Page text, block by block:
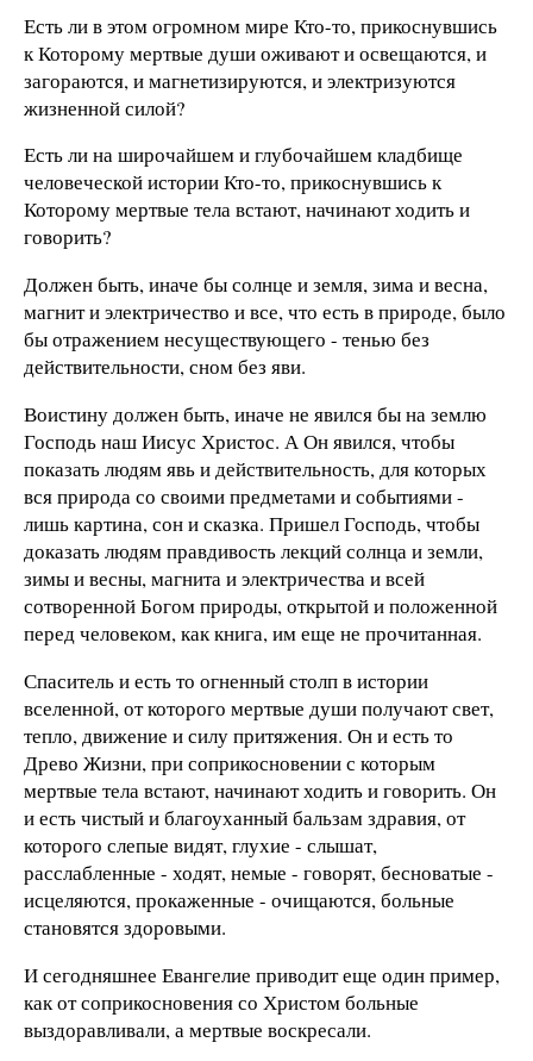
Есть ли в этом огромном мире Кто-то, прикоснувшись
к Которому мертвые души оживают и освещаются, и
загораются, и магнетизируются, и электризуются
жизненной силой?
Есть ли на широчайшем и глубочайшем кладбище
человеческой истории Кто-то, прикоснувшись к
Которому мертвые тела встают, начинают ходить и
говорить?
Должен быть, иначе бы солнце и земля, зима и весна,
магнит и электричество и все, что есть в природе, было
бы отражением несуществующего - тенью без
действительности, сном без яви.
Воистину должен быть, иначе не явился бы на землю
Господь наш Иисус Христос. А Он явился, чтобы
показать людям явь и действительность, для которых
вся природа со своими предметами и событиями -
лишь картина, сон и сказка. Пришел Господь, чтобы
доказать людям правдивость лекций солнца и земли,
зимы и весны, магнита и электричества и всей
сотворенной Богом природы, открытой и положенной
перед человеком, как книга, им еще не прочитанная.
Спаситель и есть то огненный столп в истории
вселенной, от которого мертвые души получают свет,
тепло, движение и силу притяжения. Он и есть то
Древо Жизни, при соприкосновении с которым
мертвые тела встают, начинают ходить и говорить. Он
и есть чистый и благоуханный бальзам здравия, от
которого слепые видят, глухие - слышат,
расслабленные - ходят, немые - говорят, бесноватые -
исцеляются, прокаженные - очищаются, больные
становятся здоровыми.
И сегодняшнее Евангелие приводит еще один пример,
как от соприкосновения со Христом больные
выздоравливали, а мертвые воскресали.